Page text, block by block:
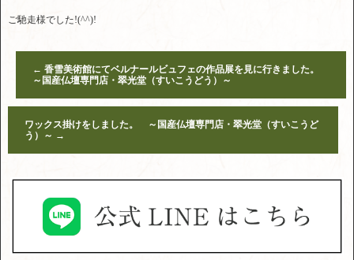
ご馳走様でした!(^^)!
← 香雪美術館にてベルナールビュフェの作品展を見に行きました。
～国産仏壇専門店・翠光堂（すいこうどう）～
ワックス掛けをしました。 ～国産仏壇専門店・翠光堂（すいこうど
う）～ →